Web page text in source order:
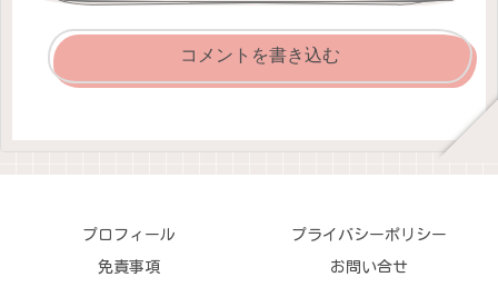
コメントを書き込む
プロフィール プライバシーポリシー
免責事項 お問い合せ